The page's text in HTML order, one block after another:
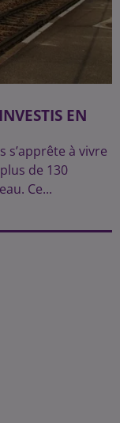
EN
s’apprête à vivre
de 130
Ce...